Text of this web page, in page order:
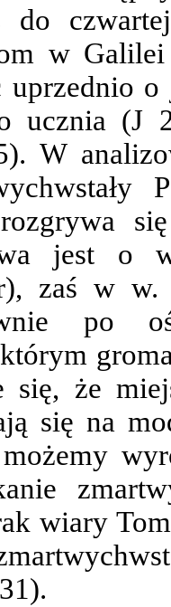
do
w
uprzednio
ucznia (J
W
jest o
zaś w
po
się, że
się na
wiary